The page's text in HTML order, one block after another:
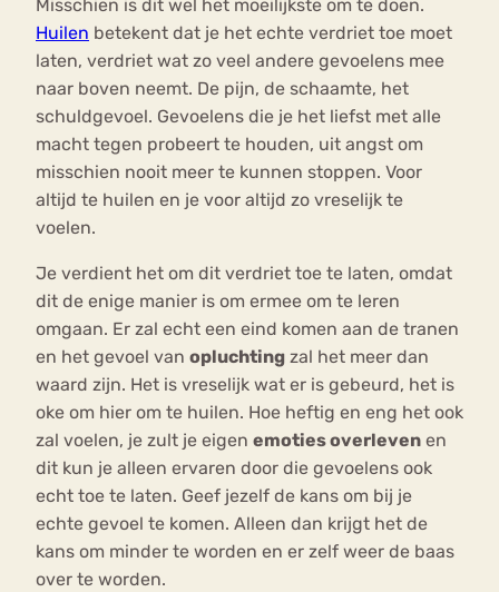
Misschien is dit wel het moeilijkste om te doen.
Huilen betekent dat je het echte verdriet toe moet
laten, verdriet wat zo veel andere gevoelens mee
naar boven neemt. De pijn, de schaamte, het
schuldgevoel. Gevoelens die je het liefst met alle
macht tegen probeert te houden, uit angst om
misschien nooit meer te kunnen stoppen. Voor
altijd te huilen en je voor altijd zo vreselijk te
voelen.
Je verdient het om dit verdriet toe te laten, omdat
dit de enige manier is om ermee om te leren
omgaan. Er zal echt een eind komen aan de tranen
en het gevoel van opluchting zal het meer dan
waard zijn. Het is vreselijk wat er is gebeurd, het is
oke om hier om te huilen. Hoe heftig en eng het ook
zal voelen, je zult je eigen emoties overleven en
dit kun je alleen ervaren door die gevoelens ook
echt toe te laten. Geef jezelf de kans om bij je
echte gevoel te komen. Alleen dan krijgt het de
kans om minder te worden en er zelf weer de baas
over te worden.